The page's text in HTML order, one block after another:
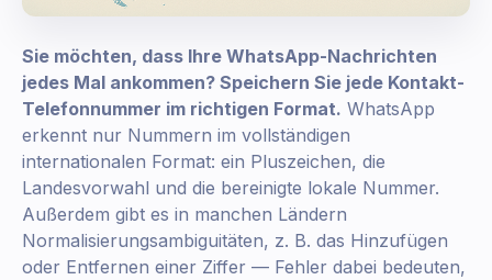
Sie möchten, dass Ihre WhatsApp-Nachrichten
jedes Mal ankommen? Speichern Sie jede Kontakt-
Telefonnummer im richtigen Format. WhatsApp
erkennt nur Nummern im vollständigen
internationalen Format: ein Pluszeichen, die
Landesvorwahl und die bereinigte lokale Nummer.
Außerdem gibt es in manchen Ländern
Normalisierungsambiguitäten, z. B. das Hinzufügen
oder Entfernen einer Ziffer — Fehler dabei bedeuten,